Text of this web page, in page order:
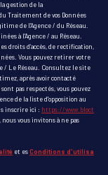
gestion de la
Traitement de vos Données
de l'Agence / du Réseau.
à l'Agence / au Réseau.
droits d’accès, de rectification,
Vous pouvez retirer votre
Le Réseau. Consultez le site
après avoir contacté
pas respectés, vous pouvez
de la liste d'opposition au
inscrire ici : https://www.bloct
nous vous invitons à ne pas
et esConditions d'utilisa